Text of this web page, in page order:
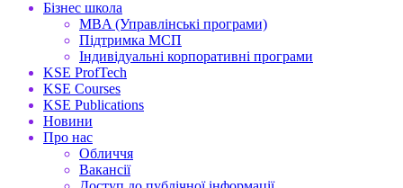
Бізнес школа
MBA (Управлінські програми)
Підтримка МСП
Індивідуальні корпоративні програми
KSE ProfTech
KSE Courses
KSE Publications
Новини
Про нас
Обличчя
Вакансії